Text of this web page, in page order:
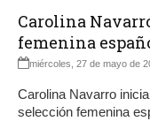
Carolina
femenina
miércoles, 27 de mayo de
Carolina Navarro
selección femenina